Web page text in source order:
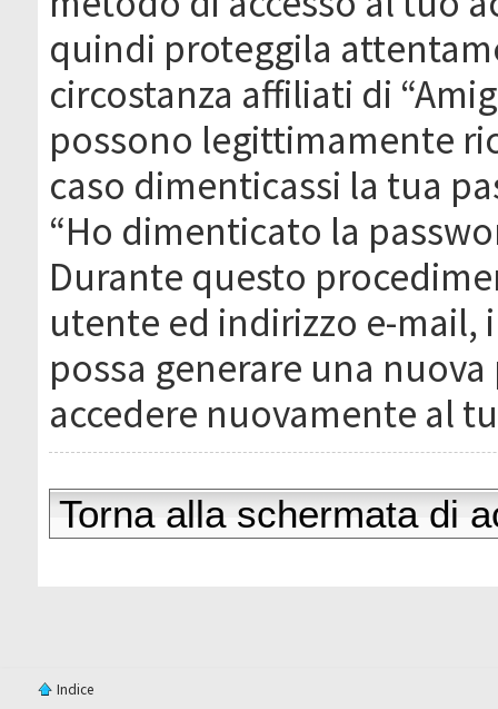
quindi proteggila
circostanza affiliati di
possono legittimamente
caso dimenticassi la tua
“Ho dimenticato la
Durante questo
utente ed indirizzo e-mail,
possa generare una
accedere nuovamente al
Torna alla schermata di
Indice